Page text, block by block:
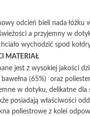
odcień bieli nada łóżku
a przyjemny w
wychodzić spod
MATERIAŁ
jest z wysokiej jakości
bawełna (65%) oraz
w dotyku, delikatne dla
posiadają właściwości
poliestrowe z kolei